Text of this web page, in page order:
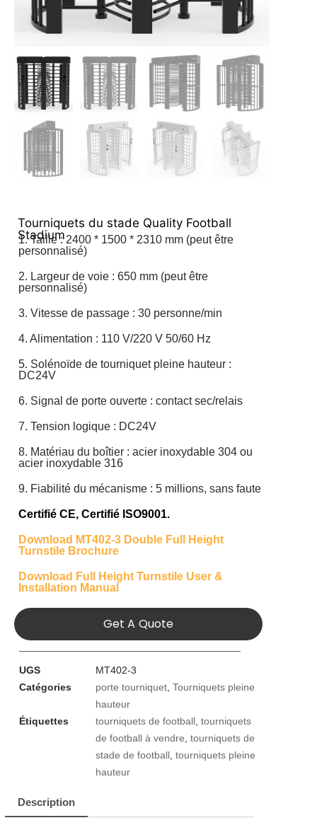
Tourniquets du stade Quality Football
Stadium
1. Taille : 2400 * 1500 * 2310 mm (peut être
personnalisé)
2. Largeur de voie : 650 mm (peut être
personnalisé)
3. Vitesse de passage : 30 personne/min
4. Alimentation : 110 V/220 V 50/60 Hz
5. Solénoïde de tourniquet pleine hauteur :
DC24V
6. Signal de porte ouverte : contact sec/relais
7. Tension logique : DC24V
8. Matériau du boîtier : acier inoxydable 304 ou
acier inoxydable 316
9. Fiabilité du mécanisme : 5 millions, sans faute
Certifié CE, Certifié ISO9001.
Download MT402-3 Double Full Height
Turnstile Brochure
Download Full Height Turnstile User &
Installation Manual
Get A Quote
UGS
MT402-3
Catégories
porte tourniquet Tourniquets pleine
hauteur
Étiquettes
tourniquets de football tourniquets
de football à vendre tourniquets de
stade de football tourniquets pleine
hauteur
Description